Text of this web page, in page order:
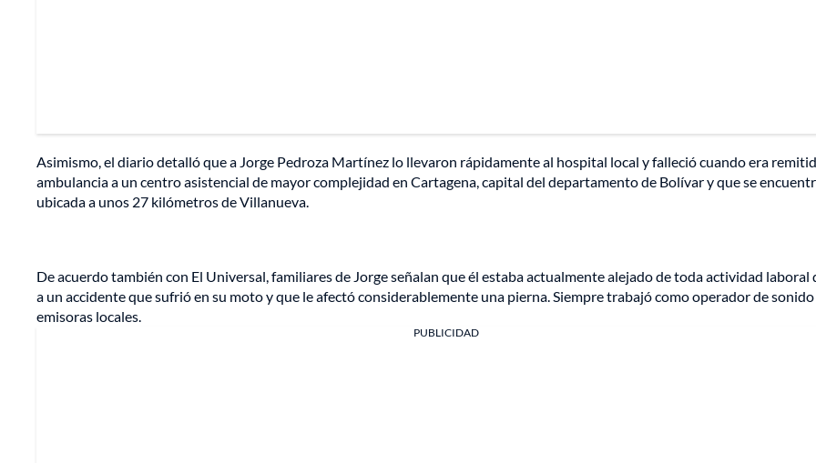
Asimismo, el diario detalló que a Jorge Pedroza Martínez lo llevaron rápidamente al hospital local y falleció cuando era
ambulancia a un centro asistencial de mayor complejidad en Cartagena, capital del departamento de Bolívar y que se
ubicada a unos 27 kilómetros de Villanueva.
De acuerdo también con El Universal, familiares de Jorge señalan que él estaba actualmente alejado de toda actividad laboral
a un accidente que sufrió en su moto y que le afectó considerablemente una pierna. Siempre trabajó como operador de sonido
emisoras locales.
PUBLICIDAD